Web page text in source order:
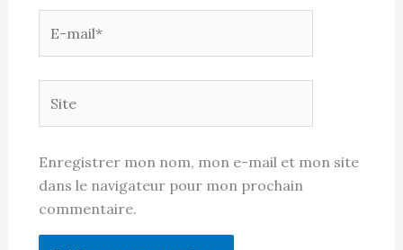
mail*
Enregistrer mon nom, mon e-mail et mon site
dans le navigateur pour mon prochain
commentaire.